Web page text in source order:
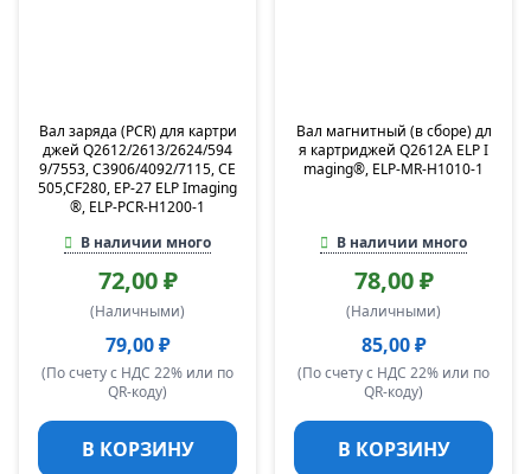
Вал заряда (PCR) для картри
джей Q2612/2613/2624/594
9/7553, C3906/4092/7115, CE
505,CF280, EP-27 ELP Imaging
®, ELP-PCR-H1200-1
В наличии много
72,00 ₽
(Наличными)
79,00 ₽
(По счету с НДС 22% или по
QR-коду)
В КОРЗИНУ
Вал магнитный (в сборе) дл
я картриджей Q2612A ELP I
maging®, ELP-MR-H1010-1
В наличии много
78,00 ₽
(Наличными)
85,00 ₽
(По счету с НДС 22% или по
QR-коду)
В КОРЗИНУ